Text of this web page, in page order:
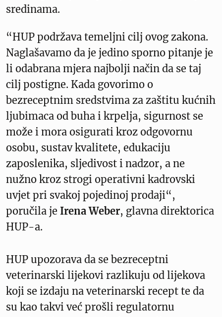
sredinama.
“HUP podržava temeljni cilj ovog zakona.
Naglašavamo da je jedino sporno pitanje je
li odabrana mjera najbolji način da se taj
cilj postigne. Kada govorimo o
bezreceptnim sredstvima za zaštitu kućnih
ljubimaca od buha i krpelja, sigurnost se
može i mora osigurati kroz odgovornu
osobu, sustav kvalitete, edukaciju
zaposlenika, sljedivost i nadzor, a ne
nužno kroz strogi operativni kadrovski
uvjet pri svakoj pojedinoj prodaji“,
poručila je Irena Weber, glavna direktorica
HUP-a.
HUP upozorava da se bezreceptni
veterinarski lijekovi razlikuju od lijekova
koji se izdaju na veterinarski recept te da
su kao takvi već prošli regulatornu